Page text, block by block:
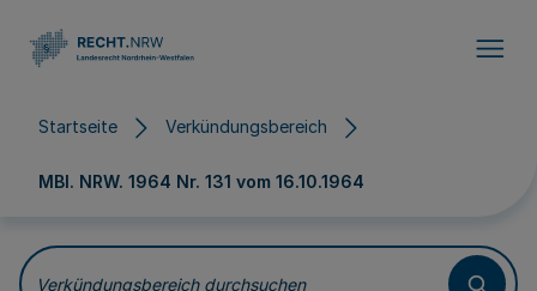
Startseite Verkündungsbereich
MBl. NRW. 1964 Nr. 131 vom 16.10.1964